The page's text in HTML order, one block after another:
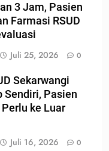
3 Jam, Pasien
Farmasi RSUD
Juli 25, 2026 0
Sekarwangi
Sendiri, Pasien
ke Luar
Juli 16, 2026 0